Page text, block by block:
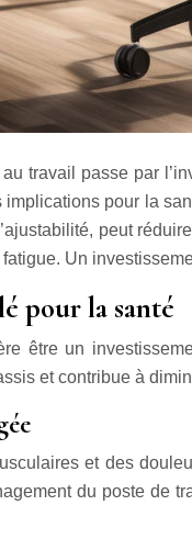
travail passe par
implications pour la
peut
Un
pour la santé
être un
et contribue à
et des
du poste